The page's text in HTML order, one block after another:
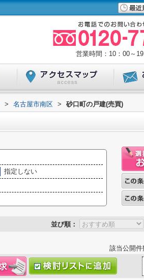
営業時間：10：00～
> 名古屋市南区 > 砂口町の戸建(売買)
指定しない
並び順：
該当公開件